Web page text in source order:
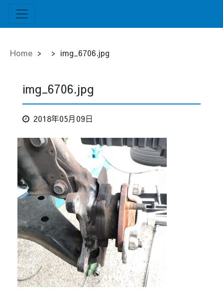
Home > > img_6706.jpg
img_6706.jpg
2018年05月09日